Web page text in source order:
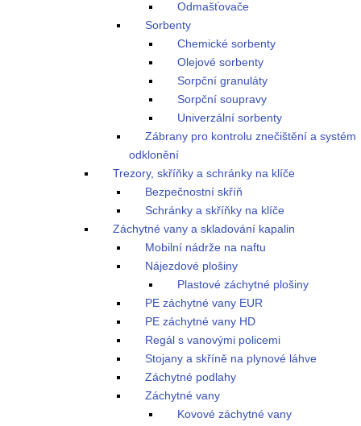
Odmašťovače
Sorbenty
Chemické sorbenty
Olejové sorbenty
Sorpční granuláty
Sorpční soupravy
Univerzální sorbenty
Zábrany pro kontrolu znečištění a systém
odklonění
Trezory, skříňky a schránky na klíče
Bezpečnostní skříň
Schránky a skříňky na klíče
Záchytné vany a skladování kapalin
Mobilní nádrže na naftu
Nájezdové plošiny
Plastové záchytné plošiny
PE záchytné vany EUR
PE záchytné vany HD
Regál s vanovými policemi
Stojany a skříně na plynové láhve
Záchytné podlahy
Záchytné vany
Kovové záchytné vany